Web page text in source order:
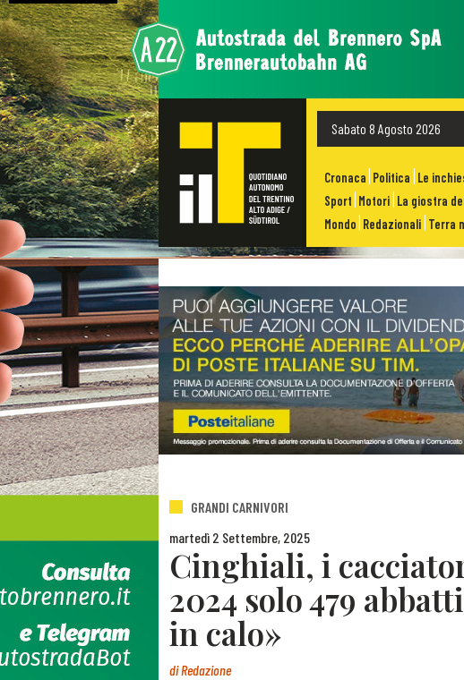
Sabato 8 Agosto 2026
Cronaca Politica Le
Sport Motori La giostra
Mondo Redazionali Terra
GRANDI CARNIVORI
martedì 2 Settembre, 2025
Cinghiali, i
2024 solo 479
in calo»
diRedazione